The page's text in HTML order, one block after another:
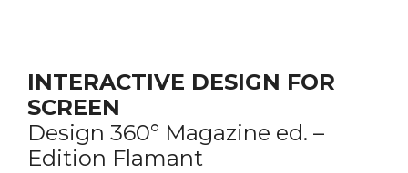
INTERACTIVE DESIGN FOR
SCREEN
Design 360° Magazine ed. –
Edition Flamant